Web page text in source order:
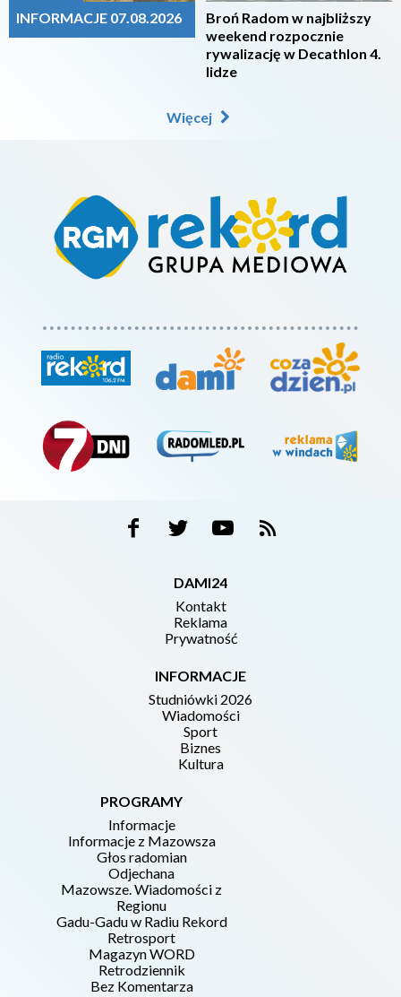
INFORMACJE 07.08.2026
Broń Radom w najbliższy
weekend rozpocznie
rywalizację w Decathlon 4.
lidze
Więcej
DAMI24
Kontakt
Reklama
Prywatność
INFORMACJE
Studniówki 2026
Wiadomości
Sport
Biznes
Kultura
PROGRAMY
Informacje
Informacje z Mazowsza
Głos radomian
Odjechana
Mazowsze. Wiadomości z
Regionu
Gadu-Gadu w Radiu Rekord
Retrosport
Magazyn WORD
Retrodziennik
Bez Komentarza